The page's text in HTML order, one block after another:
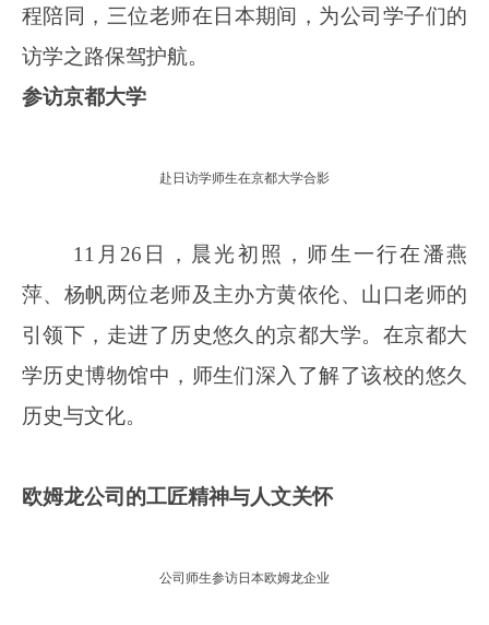
程陪同， 三位老师在日本期间，为公司学子们的
访学之路保驾护航。
参访京都大学
赴日访学师生在京都大学合影
11月26日，晨光初照，师生一行在潘燕
萍、杨帆两位老师及主办方黄依伦、山口老师的
引领下，走进了历史悠久的京都大学。在京都大
学历史博物馆中，师生们深入了解了该校的悠久
历史与文化。
欧姆龙公司的工匠精神与人文关怀
公司师生参访日本欧姆龙企业